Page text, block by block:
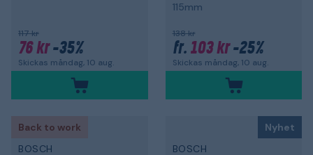
117 kr
76 kr-35%
Skickas måndag, 10 aug.
115mm
138 kr
fr. 103 kr-25%
Skickas måndag, 10 aug.
Back to work
BOSCH
Nyhet
BOSCH